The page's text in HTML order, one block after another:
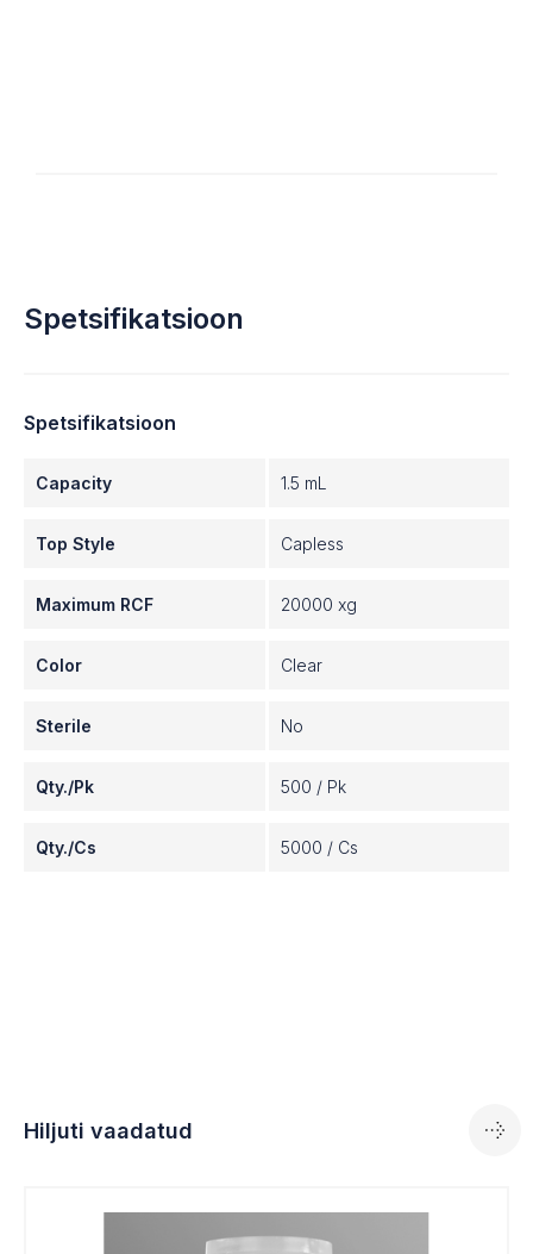
Spetsifikatsioon
Spetsifikatsioon
Capacity 1.5 mL
Top Style Capless
Maximum RCF 20000 xg
Color Clear
Sterile No
Qty./Pk 500 / Pk
Qty./Cs 5000 / Cs
Hiljuti vaadatud